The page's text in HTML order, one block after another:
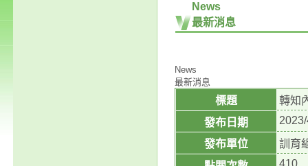
News
最新消息
News
最新消息
標題
轉知
發布日期
發布單位
訓育
410